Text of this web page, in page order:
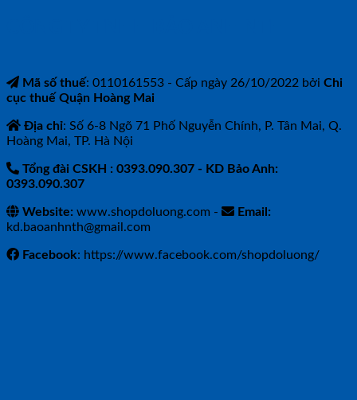
Mã số thuế: 0110161553 - Cấp ngày 26/10/2022 bởi Chi
cục thuế Quận Hoàng Mai
Địa chỉ: Số 6-8 Ngõ 71 Phố Nguyễn Chính, P. Tân Mai, Q.
Hoàng Mai, TP. Hà Nội
Tổng đài CSKH : 0393.090.307 - KD Bảo Anh:
0393.090.307
Website: www.shopdoluong.com -
Email:
kd.baoanhnth@gmail.com
Facebook: https://www.facebook.com/shopdoluong/